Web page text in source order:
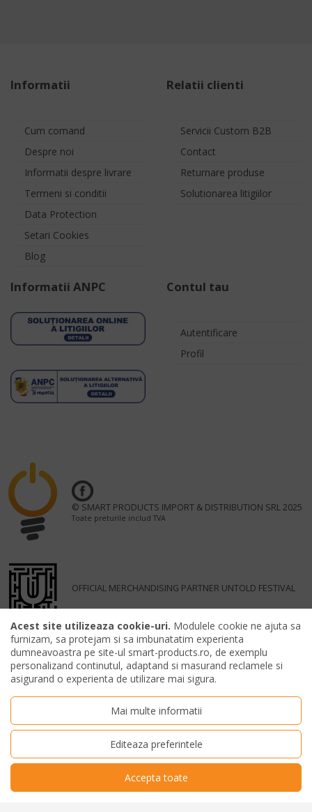
Informatii
Cum comand
Despre noi
Informatii despre livrare
Termeni si conditii
Data Protection
Setari Cookies
Blog
Relatii clienti
Servicii Custom B2B
Contact
Returnare produse
Solutionarea litigiilor
Informatii ANPC Contul tau
Autentificare
Profil
© SMART PRODUCTS IMPORT & DISTRIBUTION SRL 2025
Toate preturile includ TVA
OFFICIAL MERCHANDISING PARTNER UNTOLD FESTIVAL
Acest site utilizeaza cookie-uri. Modulele cookie ne ajuta sa
furnizam, sa protejam si sa imbunatatim experienta
dumneavoastra pe site-ul smart-products.ro, de exemplu
personalizand continutul, adaptand si masurand reclamele si
asigurand o experienta de utilizare mai sigura.
Mai multe informatii
Editeaza preferintele
Accepta toate